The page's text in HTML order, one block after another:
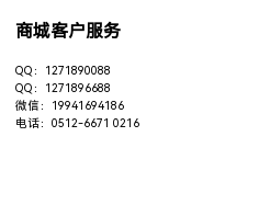
商城客户服务
QQ：1271890088
QQ：1271896688
微信：19941694186
电话：0512-6671 0216